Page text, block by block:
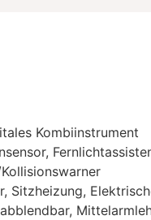
Kombiinstrument
Sitzheizung,